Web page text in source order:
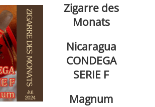
Zigarre des
Monats
Nicaragua
CONDEGA
SERIE F
Magnum